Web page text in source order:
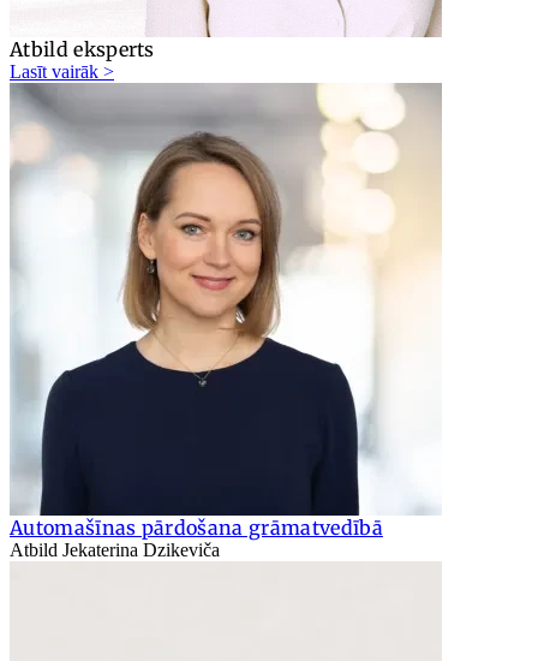
Atbild eksperts
Lasīt vairāk >
Automašīnas pārdošana grāmatvedībā
Atbild Jekaterina Dzikeviča